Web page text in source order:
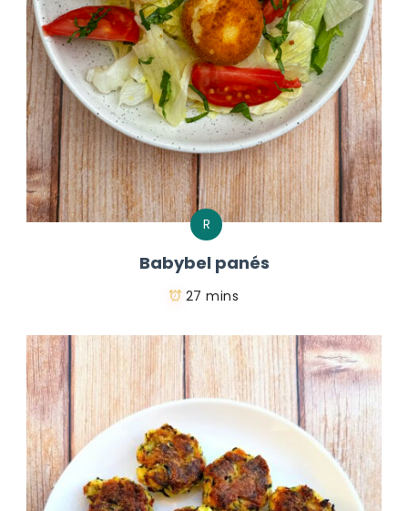
R
Babybel panés
27 mins